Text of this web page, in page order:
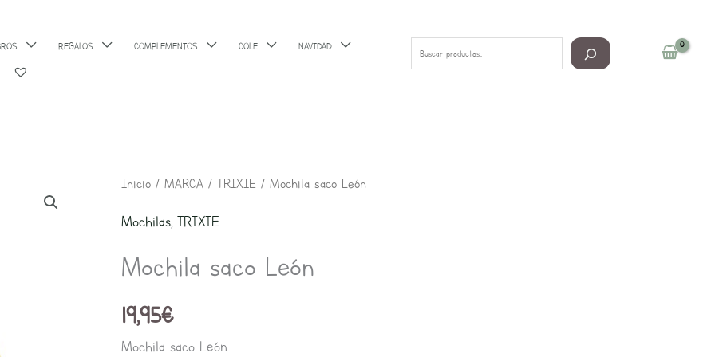
REGALOS COMPLEMENTOS COLE NAVIDAD
Inicio / MARCA / TRIXIE / Mochila saco León
Mochilas, TRIXIE
Mochila saco León
19,95€
Mochila saco León